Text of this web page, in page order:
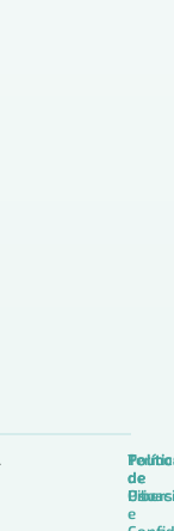
de
Uso
de
de
e